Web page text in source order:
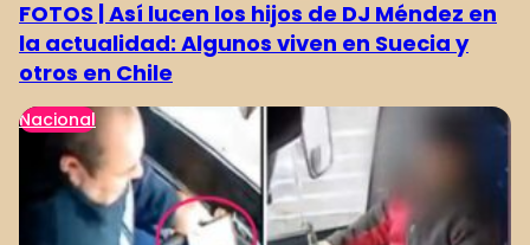
FOTOS | Así lucen los hijos de DJ Méndez en
la actualidad: Algunos viven en Suecia y
otros en Chile
Nacional